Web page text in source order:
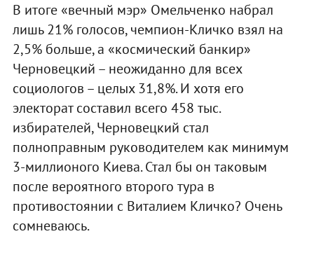
В итоге «вечный мэр» Омельченко набрал
лишь 21% голосов, чемпион-Кличко взял на
2,5% больше, а «космический банкир»
Черновецкий – неожиданно для всех
социологов – целых 31,8%. И хотя его
электорат составил всего 458 тыс.
избирателей, Черновецкий стал
полноправным руководителем как минимум
3-миллионого Киева. Стал бы он таковым
после вероятного второго тура в
противостоянии с Виталием Кличко? Очень
сомневаюсь.